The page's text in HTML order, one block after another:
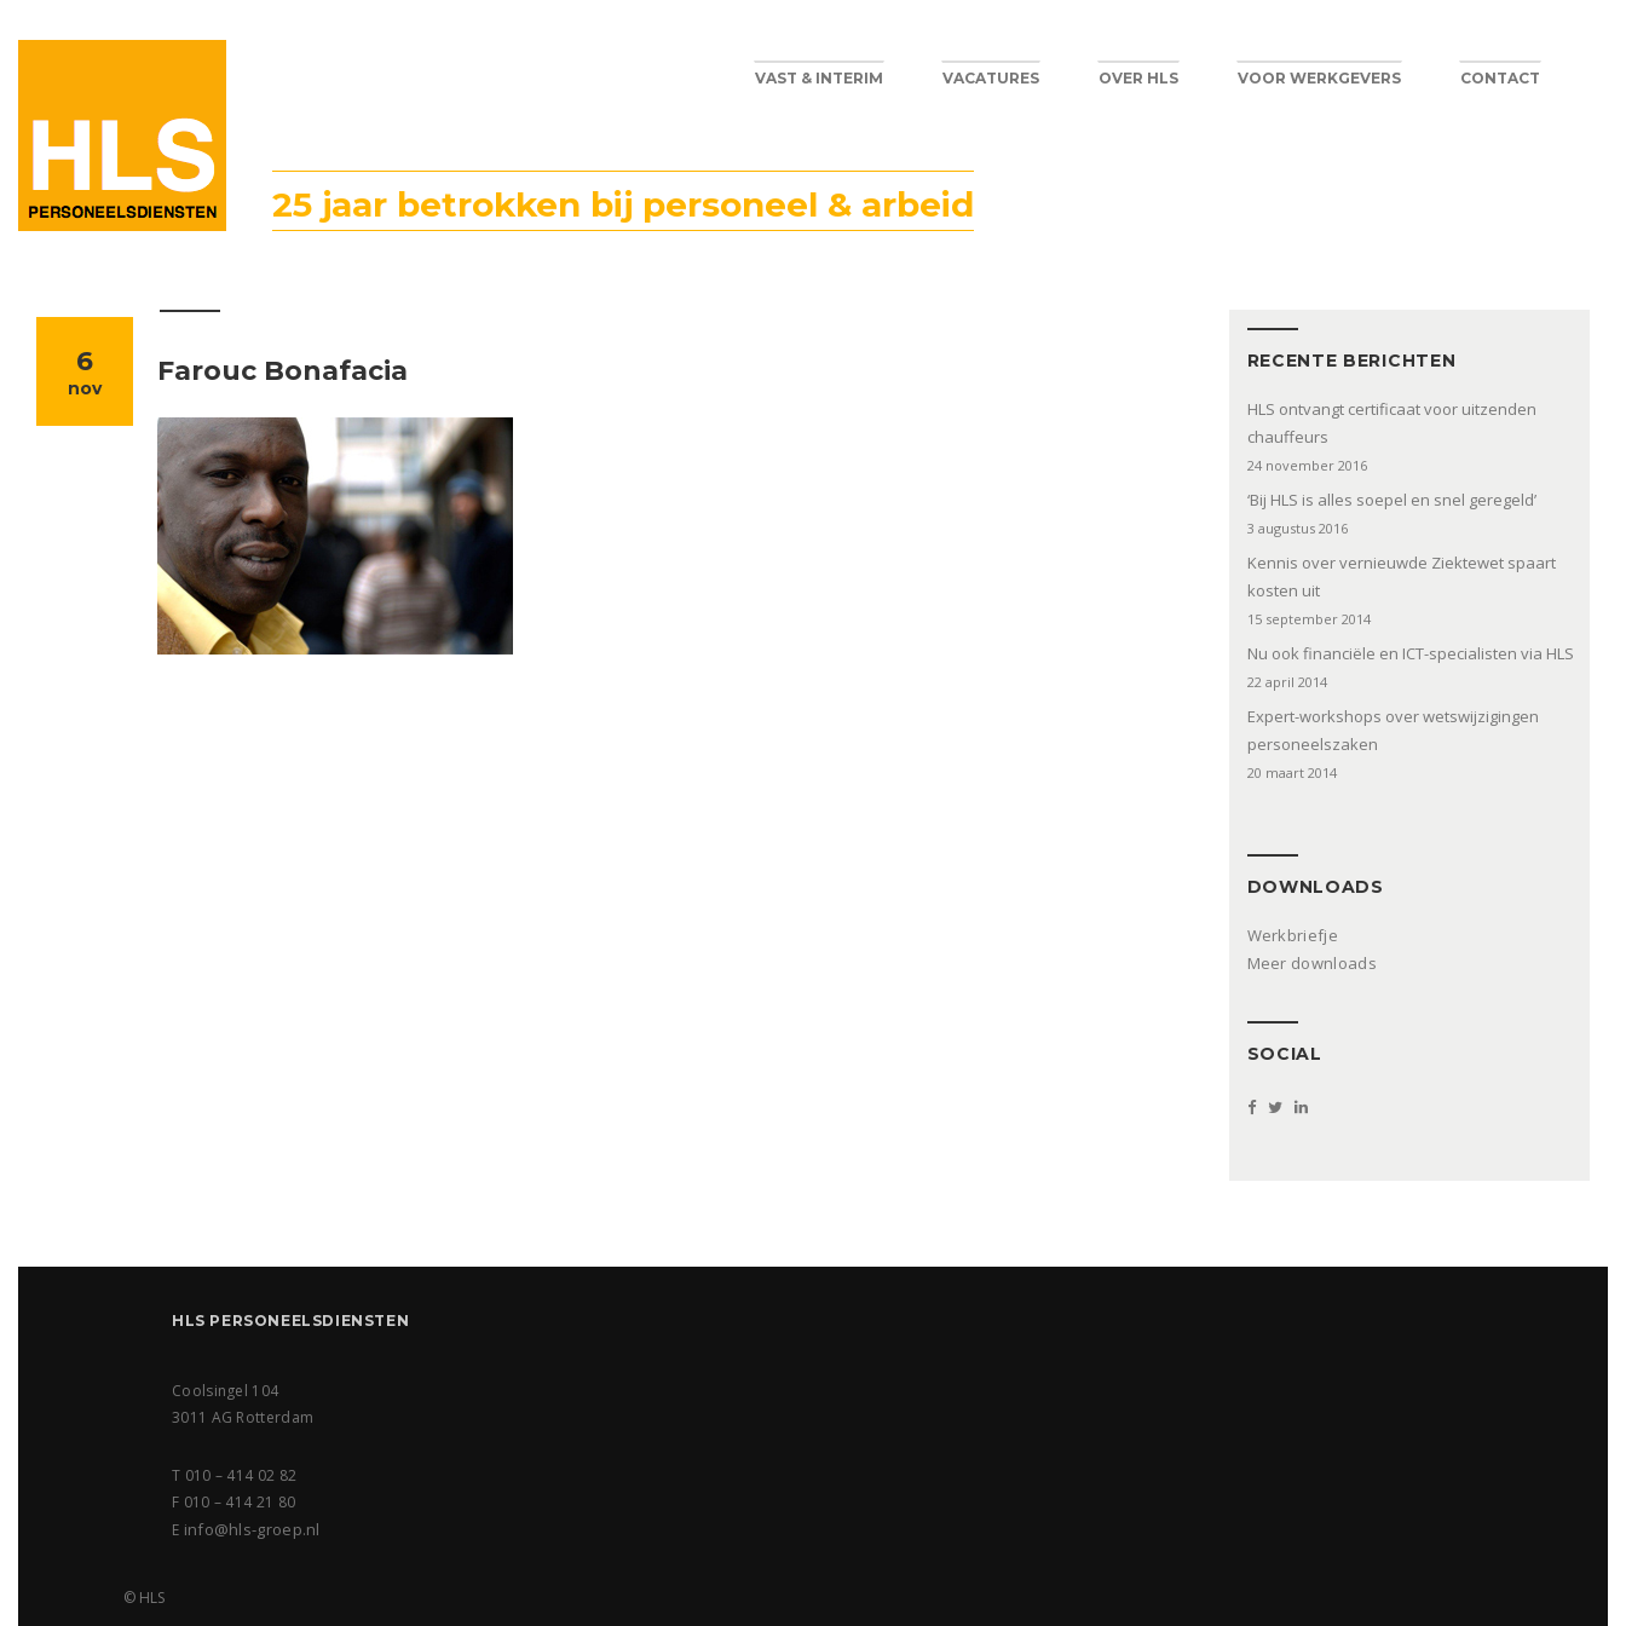
VAST & INTERIM VACATURES OVER HLS VOOR WERKGEVERS CONTACT
25 jaar betrokken bij personeel & arbeid
6
nov
Farouc Bonafacia RECENTE BERICHTEN
HLS ontvangt certificaat voor uitzenden
chauffeurs
24 november 2016
‘Bij HLS is alles soepel en snel geregeld’
3 augustus 2016
Kennis over vernieuwde Ziektewet spaart
kosten uit
15 september 2014
Nu ook financiële en ICT-specialisten via HLS
22 april 2014
Expert-workshops over wetswijzigingen
personeelszaken
20 maart 2014
DOWNLOADS
Werkbriefje
Meer downloads
SOCIAL
HLS PERSONEELSDIENSTEN
Coolsingel 104
3011 AG Rotterdam
T 010 – 414 02 82
F 010 – 414 21 80
E info@hls-groep.nl
© HLS